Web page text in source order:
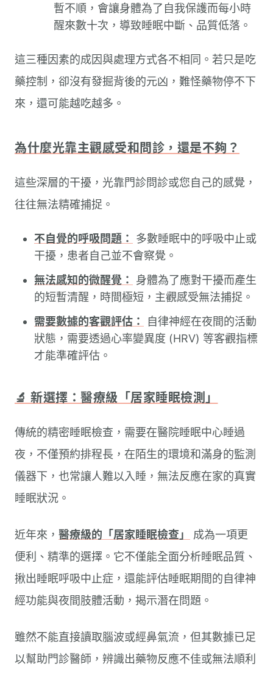
暫不順，會讓身體為了自我保護而每小時
醒來數十次，導致睡眠中斷、品質低落。
這三種因素的成因與處理方式各不相同。若只是吃
藥控制，卻沒有發掘背後的元凶，難怪藥物停不下
來，還可能越吃越多。
為什麼光靠主觀感受和問診，還是不夠？
這些深層的干擾，光靠門診問診或您自己的感覺，
往往無法精確捕捉。
不自覺的呼吸問題：
多數睡眠中的呼吸中止或
干擾，患者自己並不會察覺。
無法感知的微醒覺：
身體為了應對干擾而產生
的短暫清醒，時間極短，主觀感受無法捕捉。
需要數據的客觀評估：
自律神經在夜間的活動
狀態，需要透過心率變異度 (HRV) 等客觀指標
才能準確評估。
🔬 新選擇：醫療級「居家睡眠檢測」
傳統的精密睡眠檢查，需要在醫院睡眠中心睡過
夜，不僅預約排程長，在陌生的環境和滿身的監測
儀器下，也常讓人難以入睡，無法反應在家的真實
睡眠狀況。
近年來， 醫療級的「居家睡眠檢查」
成為一項更
便利、精準的選擇。它不僅能全面分析睡眠品質、
揪出睡眠呼吸中止症，還能評估睡眠期間的自律神
經功能與夜間肢體活動，揭示潛在問題。
雖然不能直接讀取腦波或經鼻氣流，但其數據已足
以幫助門診醫師，辨識出藥物反應不佳或無法順利